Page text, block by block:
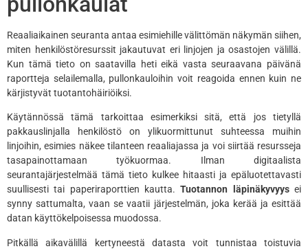
Reaaliaikainen seuranta antaa esimiehille välittömän näkymän siihen,
miten henkilöstöresurssit jakautuvat eri linjojen ja osastojen välillä.
Kun tämä tieto on saatavilla heti eikä vasta seuraavana päivänä
raportteja selailemalla, pullonkauloihin voit reagoida ennen kuin ne
kärjistyvät tuotantohäiriöiksi.
Käytännössä tämä tarkoittaa esimerkiksi sitä, että jos tietyllä
pakkauslinjalla henkilöstö on ylikuormittunut suhteessa muihin
linjoihin, esimies näkee tilanteen reaaliajassa ja voi siirtää resursseja
tasapainottamaan työkuormaa. Ilman digitaalista
seurantajärjestelmää tämä tieto kulkee hitaasti ja epäluotettavasti
suullisesti tai paperiraporttien kautta.Tuotannon läpinäkyvyysei
synny sattumalta, vaan se vaatii järjestelmän, joka kerää ja esittää
datan käyttökelpoisessa muodossa.
Pitkällä aikavälillä kertyneestä datasta voit tunnistaa toistuvia